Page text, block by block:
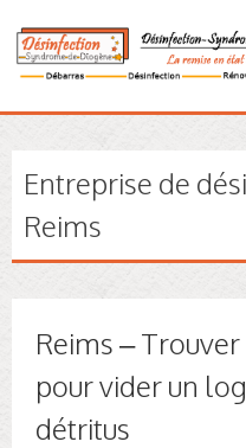
Entreprise de
Reims
Reims –
pour vider un
détritus